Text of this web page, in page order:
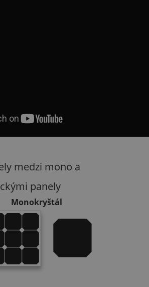
medzi mono a
panely
Monokryštál